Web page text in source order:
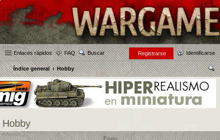
Enlaces rápidos FAQ Buscar Identificarse
Registrarse
Índice general
Hobby
us
Hobby